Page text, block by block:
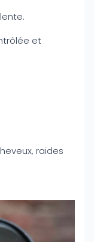
et
raides